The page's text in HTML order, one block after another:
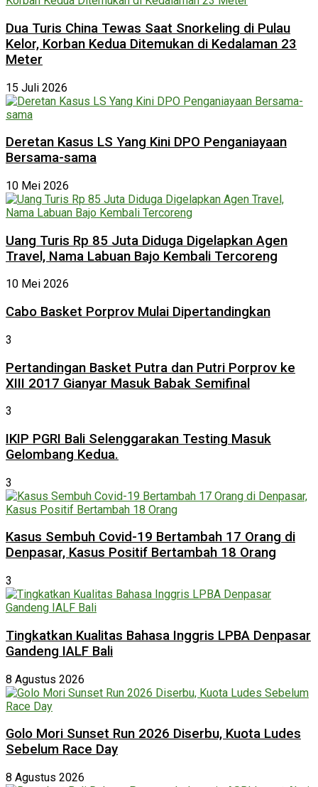
Dua Turis China Tewas Saat Snorkeling di Pulau
Kelor, Korban Kedua Ditemukan di Kedalaman 23
Meter
15 Juli 2026
Deretan Kasus LS Yang Kini DPO Penganiayaan
Bersama-sama
10 Mei 2026
Uang Turis Rp 85 Juta Diduga Digelapkan Agen
Travel, Nama Labuan Bajo Kembali Tercoreng
10 Mei 2026
Cabo Basket Porprov Mulai Dipertandingkan
3
Pertandingan Basket Putra dan Putri Porprov ke
XIII 2017 Gianyar Masuk Babak Semifinal
3
IKIP PGRI Bali Selenggarakan Testing Masuk
Gelombang Kedua.
3
Kasus Sembuh Covid-19 Bertambah 17 Orang di
Denpasar, Kasus Positif Bertambah 18 Orang
3
Tingkatkan Kualitas Bahasa Inggris LPBA Denpasar
Gandeng IALF Bali
8 Agustus 2026
Golo Mori Sunset Run 2026 Diserbu, Kuota Ludes
Sebelum Race Day
8 Agustus 2026